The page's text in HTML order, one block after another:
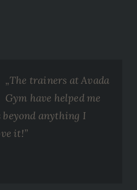
„The trainers at Avada
Gym have helped me
beyond anything I
it!”